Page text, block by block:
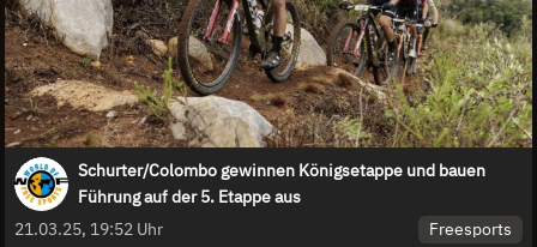
Schurter/Colombo gewinnen Königsetappe und bauen
Führung auf der 5. Etappe aus
21.03.25, 19:52 Uhr
Freesports